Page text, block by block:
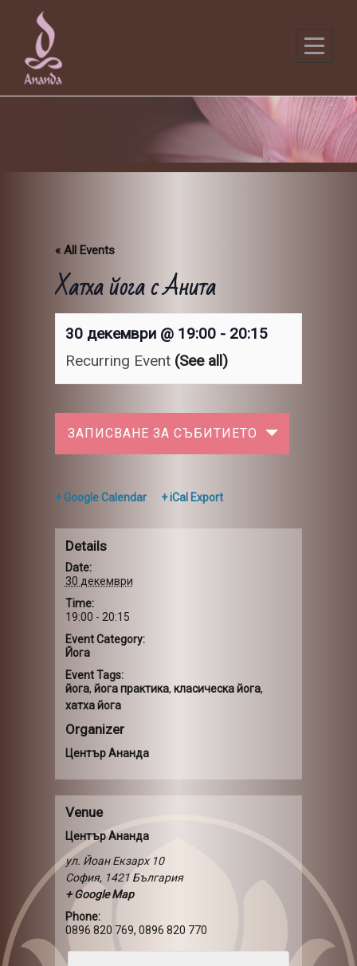
content
« All Events
Хатха йога с Анита
30 декември @ 19:00 - 20:15
Recurring Event (See all)
ЗАПИСВАНЕ ЗА СЪБИТИЕТО
+ Google Calendar + iCal Export
Details
Date:
30 декември
Time:
19:00 - 20:15
Event Category:
Йога
Event Tags:
йога, йога практика, класическа йога,
хатха йога
Organizer
Център Ананда
Venue
Център Ананда
ул. Йоан Екзарх 10
София, 1421 България
+ Google Map
Phone:
0896 820 769, 0896 820 770